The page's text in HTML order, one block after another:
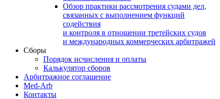
Обзор практики рассмотрения судами дел,
связанных с выполнением функций
содействия
и контроля в отношении третейских судов
и международных коммерческих арбитражей
Сборы
Порядок исчисления и оплаты
Калькулятор сборов
Арбитражное соглашение
Med-Arb
Контакты